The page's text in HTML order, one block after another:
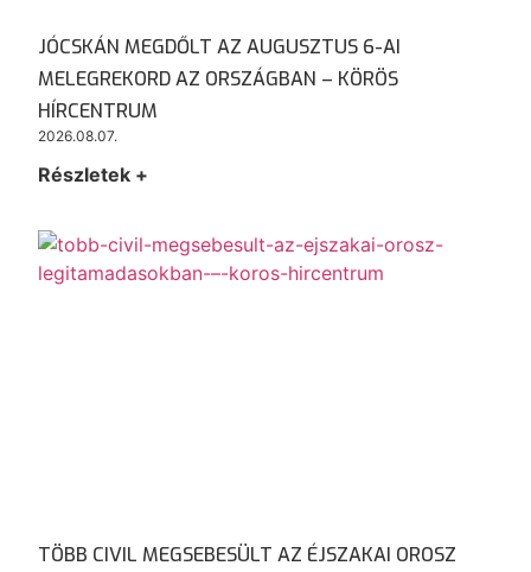
JÓCSKÁN MEGDŐLT AZ AUGUSZTUS 6-AI
MELEGREKORD AZ ORSZÁGBAN – KÖRÖS
HÍRCENTRUM
2026.08.07.
Részletek +
TÖBB CIVIL MEGSEBESÜLT AZ ÉJSZAKAI OROSZ